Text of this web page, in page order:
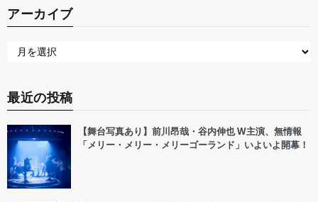
アーカイブ
最近の投稿
【舞台写真あり】前川昂哉・谷内伸也 W主演、無情報
「メリー・メリー・メリーゴーランド」いよいよ開幕！